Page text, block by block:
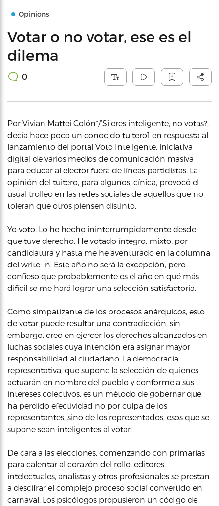
Opinions
Votar o no votar, ese es el
dilema
0
Por Vivian Mattei Colón*/’Si eres inteligente, no votas?,
decía hace poco un conocido tuitero1 en respuesta al
lanzamiento del portal Voto Inteligente, iniciativa
digital de varios medios de comunicación masiva
para educar al elector fuera de líneas partidistas. La
opinión del tuitero, para algunos, cínica, provocó el
usual trolleo en las redes sociales de aquellos que no
toleran que otros piensen distinto.
Yo voto. Lo he hecho ininterrumpidamente desde
que tuve derecho. He votado íntegro, mixto, por
candidatura y hasta me he aventurado en la columna
del write-in. Este año no será la excepción, pero
confieso que probablemente es el año en qué más
difícil se me hará lograr una selección satisfactoria.
Como simpatizante de los procesos anárquicos, esto
de votar puede resultar una contradicción, sin
embargo, creo en ejercer los derechos alcanzados en
luchas sociales cuya intención era asignar mayor
responsabilidad al ciudadano. La democracia
representativa, que supone la selección de quienes
actuarán en nombre del pueblo y conforme a sus
intereses colectivos, es un método de gobernar que
ha perdido efectividad no por culpa de los
representantes, sino de los representados, esos que se
supone sean inteligentes al votar.
De cara a las elecciones, comenzando con primarias
para calentar al corazón del rollo, editores,
intelectuales, analistas y otros profesionales se prestan
a descifrar el complejo proceso social convertido en
carnaval. Los psicólogos propusieron un código de